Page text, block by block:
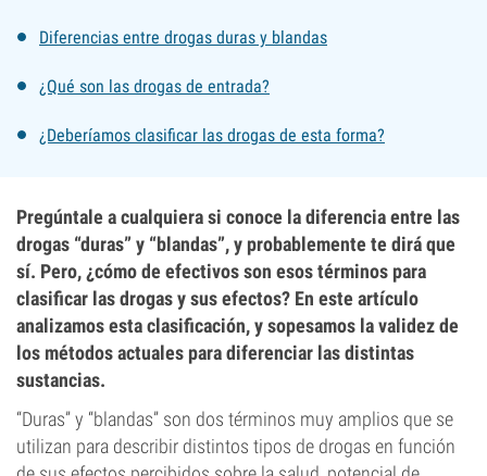
Diferencias entre drogas duras y blandas
¿Qué son las drogas de entrada?
¿Deberíamos clasificar las drogas de esta forma?
Pregúntale a cualquiera si conoce la diferencia entre las
drogas “duras” y “blandas”, y probablemente te dirá que
sí. Pero, ¿cómo de efectivos son esos términos para
clasificar las drogas y sus efectos? En este artículo
analizamos esta clasificación, y sopesamos la validez de
los métodos actuales para diferenciar las distintas
sustancias.
“Duras” y “blandas” son dos términos muy amplios que se
utilizan para describir distintos tipos de drogas en función